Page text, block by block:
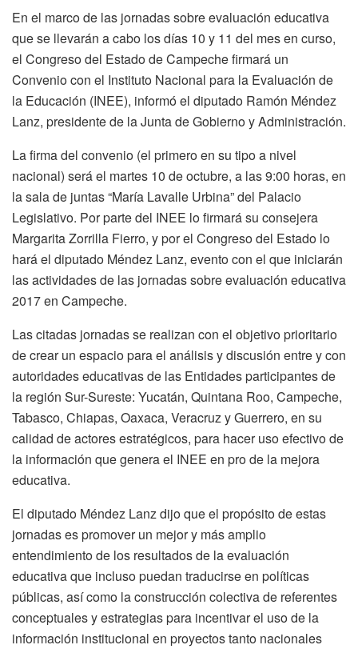
En el marco de las jornadas sobre evaluación educativa
que se llevarán a cabo los días 10 y 11 del mes en curso,
el Congreso del Estado de Campeche firmará un
Convenio con el Instituto Nacional para la Evaluación de
la Educación (INEE), informó el diputado Ramón Méndez
Lanz, presidente de la Junta de Gobierno y Administración.
La firma del convenio (el primero en su tipo a nivel
nacional) será el martes 10 de octubre, a las 9:00 horas, en
la sala de juntas “María Lavalle Urbina” del Palacio
Legislativo. Por parte del INEE lo firmará su consejera
Margarita Zorrilla Fierro, y por el Congreso del Estado lo
hará el diputado Méndez Lanz, evento con el que iniciarán
las actividades de las jornadas sobre evaluación educativa
2017 en Campeche.
Las citadas jornadas se realizan con el objetivo prioritario
de crear un espacio para el análisis y discusión entre y con
autoridades educativas de las Entidades participantes de
la región Sur-Sureste: Yucatán, Quintana Roo, Campeche,
Tabasco, Chiapas, Oaxaca, Veracruz y Guerrero, en su
calidad de actores estratégicos, para hacer uso efectivo de
la información que genera el INEE en pro de la mejora
educativa.
El diputado Méndez Lanz dijo que el propósito de estas
jornadas es promover un mejor y más amplio
entendimiento de los resultados de la evaluación
educativa que incluso puedan traducirse en políticas
públicas, así como la construcción colectiva de referentes
conceptuales y estrategias para incentivar el uso de la
información institucional en proyectos tanto nacionales